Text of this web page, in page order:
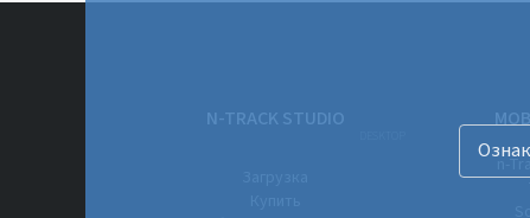
N-TRACK STUDIO